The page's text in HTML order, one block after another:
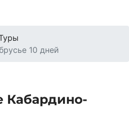
10 дней
Кабардино-